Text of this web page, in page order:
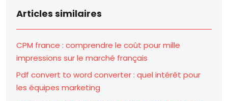
Articles similaires
CPM france : comprendre le coût pour mille
impressions sur le marché français
Pdf convert to word converter : quel intérêt pour
les équipes marketing